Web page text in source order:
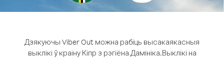
Дзякуючы Viber Out можна рабіць высакаякасныя
выклікі ў краіну Кіпр з рэгіёна Дамініка.Выклікі на